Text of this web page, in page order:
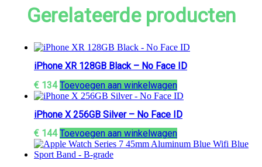
Gerelateerde producten
iPhone XR 128GB Black – No Face ID
€ 134 Toevoegen aan winkelwagen
iPhone X 256GB Silver – No Face ID
€ 144 Toevoegen aan winkelwagen